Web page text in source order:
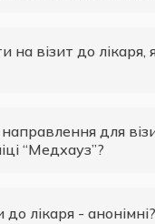
на візит до лікаря,
для
“Медхауз”?
до лікаря - анонімні?